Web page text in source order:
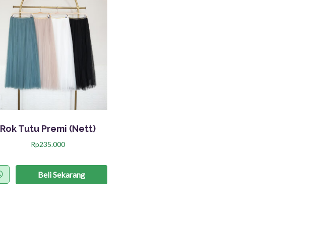
Rok Tutu Premi (Nett)
Rp235.000
Beli Sekarang
o